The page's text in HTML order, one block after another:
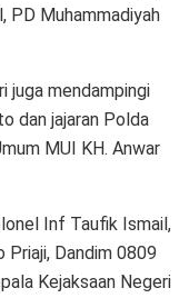
PD Muhammadiyah
juga mendampingi
dan jajaran Polda
MUI KH. Anwar
Inf Taufik Ismail,
Dandim 0809
Kejaksaan Negeri